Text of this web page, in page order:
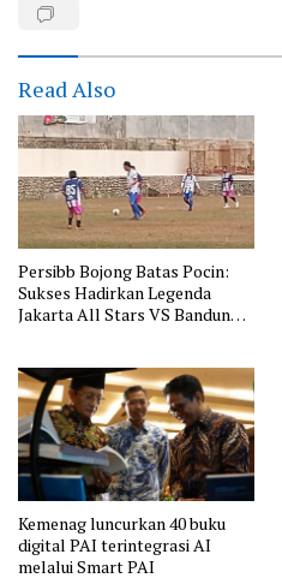
Read Also
Persibb Bojong Batas Pocin:
Sukses Hadirkan Legenda
Jakarta All Stars VS Bandung
Kemenag luncurkan 40 buku
digital PAI terintegrasi AI
melalui Smart PAI